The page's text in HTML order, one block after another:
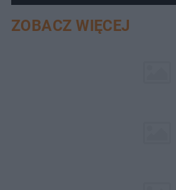
ZOBACZ WIĘCEJ